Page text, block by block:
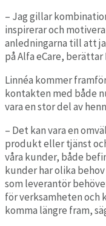
– Jag gillar
inspirerar och
anledningarna till att
på Alfa eCare, berättar
Linnéa kommer
kontakten med både
vara en stor del av
– Det kan vara en
produkt eller tjänst
våra kunder, både
kunder har olika
som leverantör
för verksamheten och
komma längre fram,